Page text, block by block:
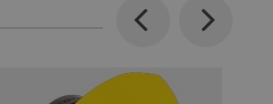
Previous Next